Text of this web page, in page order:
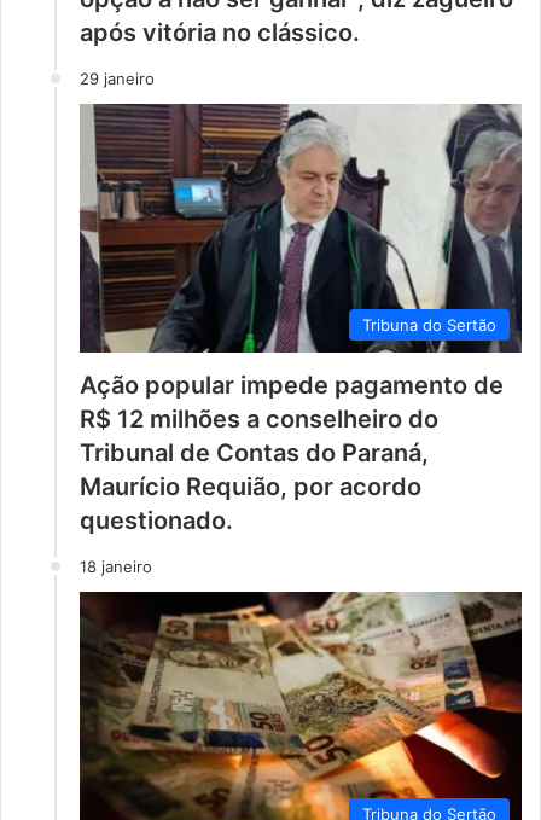
após vitória no clássico.
29 janeiro
Tribuna do Sertão
Ação popular impede pagamento de
R$ 12 milhões a conselheiro do
Tribunal de Contas do Paraná,
Maurício Requião, por acordo
questionado.
18 janeiro
Tribuna do Sertão